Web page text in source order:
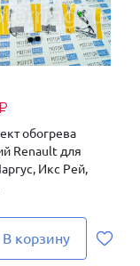
обогрева
Renault для
Икс Рей,
В корзину